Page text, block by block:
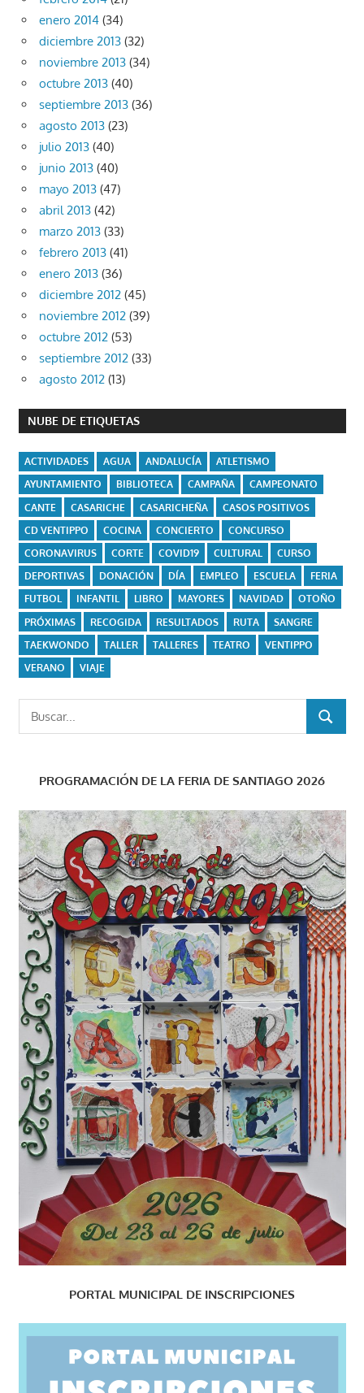
enero 2014 (34)
diciembre 2013 (32)
noviembre 2013 (34)
octubre 2013 (40)
septiembre 2013 (36)
agosto 2013 (23)
julio 2013 (40)
junio 2013 (40)
mayo 2013 (47)
abril 2013 (42)
marzo 2013 (33)
febrero 2013 (41)
enero 2013 (36)
diciembre 2012 (45)
noviembre 2012 (39)
octubre 2012 (53)
septiembre 2012 (33)
agosto 2012 (13)
NUBE DE ETIQUETAS
ACTIVIDADES AGUA ANDALUCÍA
ATLETISMO
AYUNTAMIENTO
BIBLIOTECA CAMPAÑA
CAMPEONATO
CANTE
CASARICHE CASARICHEÑA
CASOS POSITIVOS
CD VENTIPPO
COCINA CONCIERTO
CONCURSO
CORONAVIRUS
CORTE COVID19 CULTURAL
CURSO
DEPORTIVAS
DONACIÓN DÍA EMPLEO ESCUELA
FERIA
FUTBOL
INFANTIL LIBRO MAYORES NAVIDAD
OTOÑO
PRÓXIMAS
RECOGIDA RESULTADOS RUTA
SANGRE
TAEKWONDO
TALLER TALLERES TEATRO
VENTIPPO
VERANO
VIAJE
Buscar:
BUSCAR
PROGRAMACIÓN DE LA FERIA DE SANTIAGO 2026
PORTAL MUNICIPAL DE INSCRIPCIONES